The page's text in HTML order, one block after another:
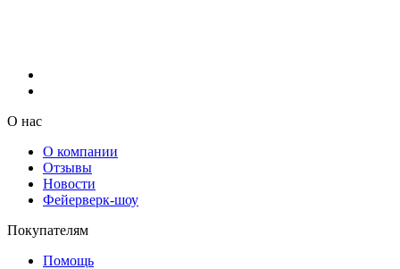
О нас
О компании
Отзывы
Новости
Фейерверк-шоу
Покупателям
Помощь